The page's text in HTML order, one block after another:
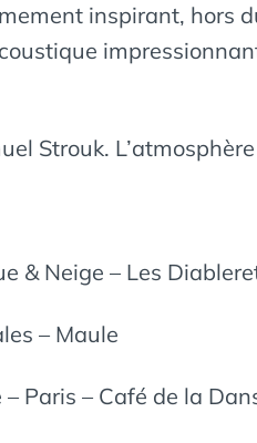
inspirant, hors
Strouk.
& Neige – Les
– Maule
Paris – Café de la